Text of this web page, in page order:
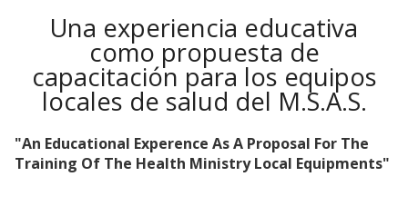
Una experiencia educativa
como propuesta de
capacitación para los equipos
locales de salud del M.S.A.S.
"An Educational Experence As A Proposal For The
Training Of The Health Ministry Local Equipments"